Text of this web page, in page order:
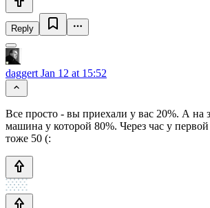
Reply
daggert Jan 12 at 15:52
Все просто - вы приехали у вас 20%. А на
машина у которой 80%. Через час у
тоже 50 (: